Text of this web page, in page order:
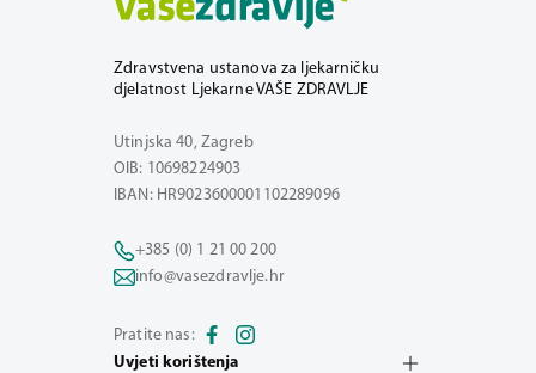
Zdravstvena ustanova za ljekarničku
djelatnost Ljekarne VAŠE ZDRAVLJE
Utinjska 40, Zagreb
OIB: 10698224903
IBAN: HR9023600001102289096
+385 (0) 1 21 00 200
info@vasezdravlje.hr
Pratite nas:
Uvjeti korištenja